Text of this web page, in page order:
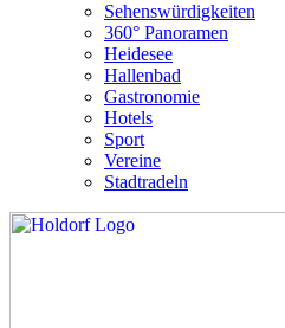
Sehenswürdigkeiten
360° Panoramen
Heidesee
Hallenbad
Gastronomie
Hotels
Sport
Vereine
Stadtradeln